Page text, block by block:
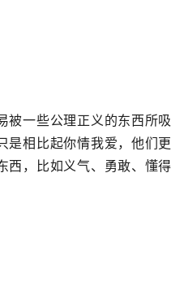
被一些公理正义的东西所吸
是相比起你情我爱，他们更
西，比如义气、勇敢、懂得